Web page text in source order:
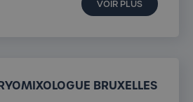
VOIR PLUS
BRUXELLES